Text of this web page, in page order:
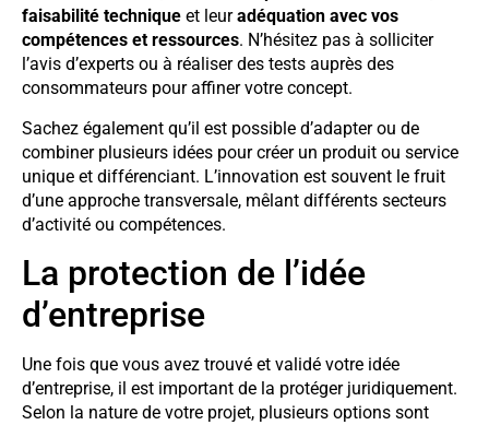
faisabilité technique et leuradéquation avec vos
compétences et ressources. N’hésitez pas à solliciter
l’avis d’experts ou à réaliser des tests auprès des
consommateurs pour affiner votre concept.
Sachez également qu’il est possible d’adapter ou de
combiner plusieurs idées pour créer un produit ou service
unique et différenciant. L’innovation est souvent le fruit
d’une approche transversale, mêlant différents secteurs
d’activité ou compétences.
La protection de l’idée
d’entreprise
Une fois que vous avez trouvé et validé votre idée
d’entreprise, il est important de la protéger juridiquement.
Selon la nature de votre projet, plusieurs options sont